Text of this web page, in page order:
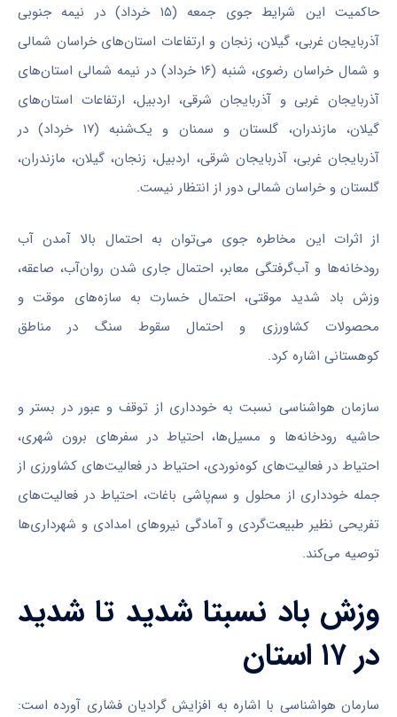
حاکمیت این شرایط جوی جمعه (۱۵ خرداد) در نیمه جنوبی
آذربایجان غربی، گیلان، زنجان و ارتفاعات استان‌های خراسان شمالی
و شمال خراسان رضوی، شنبه (۱۶ خرداد) در نیمه شمالی استان‌های
آذربایجان غربی و آذربایجان شرقی، اردبیل، ارتفاعات استان‌های
گیلان، مازندران، گلستان و سمنان و یک‌شنبه (۱۷ خرداد) در
آذربایجان غربی، آذربایجان شرقی، اردبیل، زنجان، گیلان، مازندران،
گلستان و خراسان شمالی دور از انتظار نیست.
از اثرات این مخاطره جوی می‌توان به احتمال بالا آمدن آب
رودخانه‌ها و آب‌گرفتگی معابر، احتمال جاری شدن روان‌آب، صاعقه،
وزش باد شدید موقتی، احتمال خسارت به سازه‌های موقت و
محصولات کشاورزی و احتمال سقوط سنگ در مناطق
کوهستانی اشاره کرد.
سازمان هواشناسی نسبت به خودداری از توقف و عبور در بستر و
حاشیه رودخانه‌ها و مسیل‌ها، احتیاط در سفر‌های برون شهری،
احتیاط در فعالیت‌های کوه‌نوردی، احتیاط در فعالیت‌های کشاورزی از
جمله خودداری از محلول و سم‌پاشی باغات، احتیاط در فعالیت‌های
تفریحی نظیر طبیعت‌گردی و آمادگی نیرو‌های امدادی و شهرداری‌ها
توصیه می‌کند.
وزش باد نسبتا شدید تا شدید
در ۱۷ استان
سارمان هواشناسی با اشاره به افزایش گرادیان فشاری آورده است: